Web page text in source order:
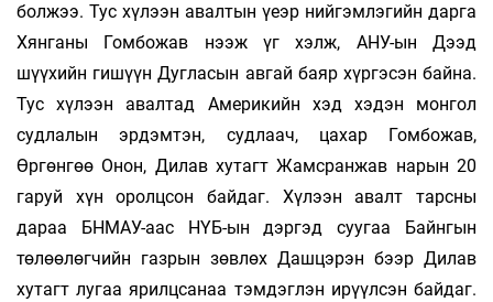
болжээ. Тус хүлээн авалтын үеэр нийгэмлэгийн дарга
Хянганы Гомбожав нээж үг хэлж, АНУ-ын Дээд
шүүхийн гишүүн Дугласын авгай баяр хүргэсэн байна.
Тус хүлээн авалтад Америкийн хэд хэдэн монгол
судлалын эрдэмтэн, судлаач, цахар Гомбожав,
Өргөнгөө Онон, Дилав хутагт Жамсранжав нарын 20
гаруй хүн оролцсон байдаг. Хүлээн авалт тарсны
дараа БНМАУ-аас НҮБ-ын дэргэд суугаа Байнгын
төлөөлөгчийн газрын зөвлөх Дашцэрэн бээр Дилав
хутагт лугаа ярилцсанаа тэмдэглэн ирүүлсэн байдаг.